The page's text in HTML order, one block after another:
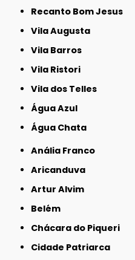
Recanto Bom Jesus
Vila Augusta
Vila Barros
Vila Ristori
Vila dos Telles
Água Azul
Água Chata
Anália Franco
Aricanduva
Artur Alvim
Belém
Chácara do Piqueri
Cidade Patriarca